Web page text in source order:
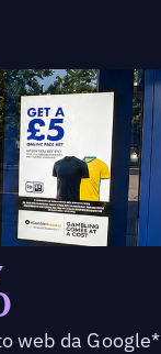
web da Google*